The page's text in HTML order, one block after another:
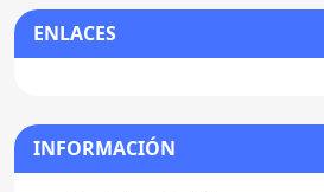
ENLACES
INFORMACIÓN